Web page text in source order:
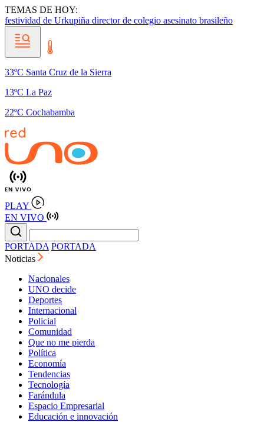
TEMAS DE HOY:
festividad de Urkupiña director de colegio asesinato brasileño
33ºC Santa Cruz de la Sierra
13ºC La Paz
22ºC Cochabamba
PLAY
EN VIVO
PORTADA PORTADA
Noticias
Nacionales
UNO decide
Deportes
Internacional
Policial
Comunidad
Que no me pierda
Política
Economía
Tendencias
Tecnología
Farándula
Espacio Empresarial
Educación e innovación